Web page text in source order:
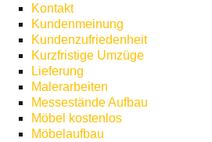
Kontakt
Kundenmeinung
Kundenzufriedenheit
Kurzfristige Umzüge
Lieferung
Malerarbeiten
Messestände Aufbau
Möbel kostenlos
Möbelaufbau